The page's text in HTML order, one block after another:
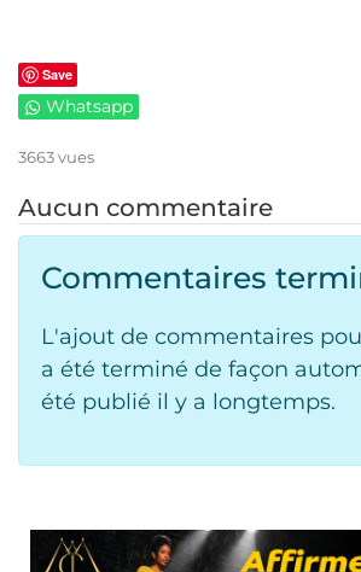
Save
Whatsapp
3663 vues
Aucun commentaire
Commentaires
L'ajout de commentaires
a été terminé de façon
été publié il y a longtemps.